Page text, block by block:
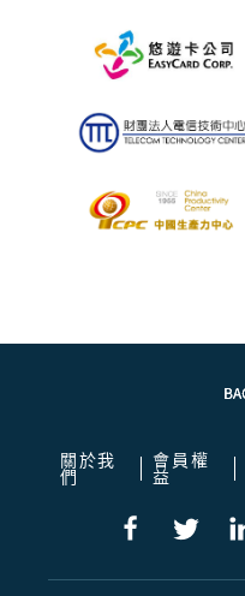
關於我
們
會員權
益